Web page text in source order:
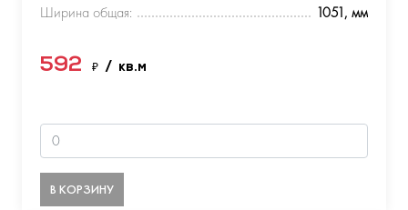
Ширина общая:
1051, мм
592 ₽ / кв.м
В КОРЗИНУ